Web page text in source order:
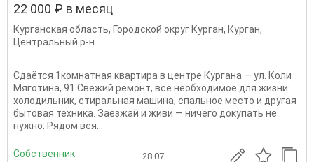
22 000 ₽ в месяц
Курганская область, Городской округ Курган, Курган,
Центральный р-н
Сдаётся 1комнатная квартира в центре Кургана — ул. Коли
Мяготина, 91 Свежий ремонт, всё необходимое для жизни:
холодильник, стиральная машина, спальное место и другая
бытовая техника. Заезжай и живи — ничего докупать не
нужно. Рядом вся...
Собственник 28.07